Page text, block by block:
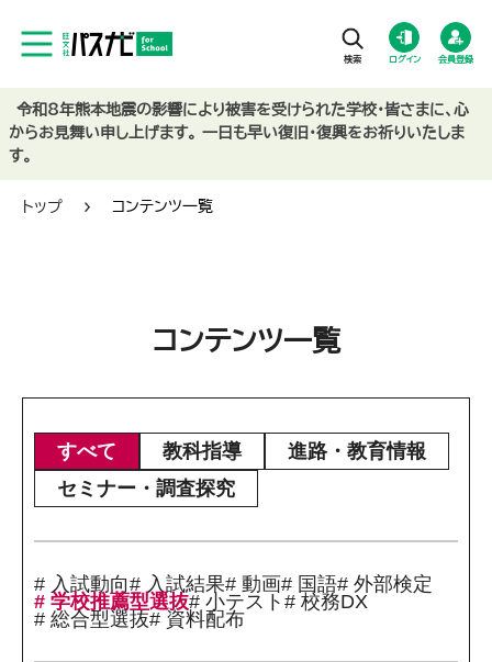
ログイン 会員登録
トップ コンテンツ一覧
コンテンツ一覧
すべて 教科指導
進路・教育情報
セミナー・調査探究
# 入試動向# 入試結果# 動画# 国語# 外部検定
# 学校推薦型選抜# 小テスト # 校務DX
# 総合型選抜# 資料配布
令和8年熊本地震の影響により被害を受けられた学校・皆さまに、心
からお見舞い申し上げます。 一日も早い復旧・復興をお祈りいたしま
す。